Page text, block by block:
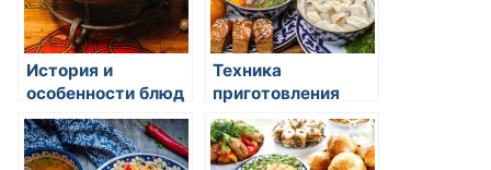
История и
особенности блюд
восточной кухни
Техника
приготовления
жареного риса с
овощами: секреты
восточной кухни